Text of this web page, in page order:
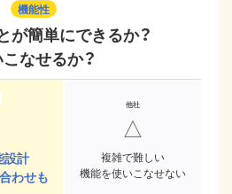
機能性
が簡単にできるか？
なせるか？
設計
わせも
△
複雑で難しい
機能を使いこなせない